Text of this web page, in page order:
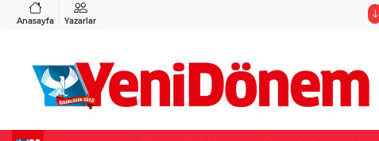
Anasayfa Yazarlar
%-0,22